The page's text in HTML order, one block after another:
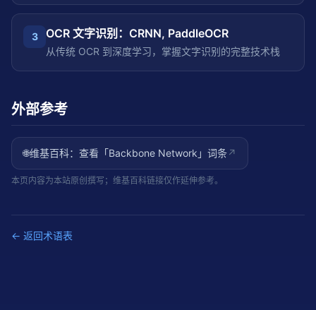
3 OCR 文字识别：CRNN, PaddleOCR
从传统 OCR 到深度学习，掌握文字识别的完整技术栈
外部参考
🌐维基百科：查看「Backbone Network 」词条↗
本页内容为本站原创撰写；维基百科链接仅作延伸参考。
← 返回术语表